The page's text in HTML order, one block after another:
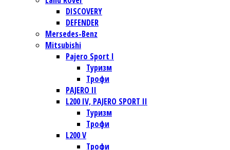
DISCOVERY
DEFENDER
Mersedes-Benz
Mitsubishi
Pajero Sport I
Туризм
Трофи
PAJERO II
L200 IV, PAJERO SPORT II
Туризм
Трофи
L200 V
Трофи